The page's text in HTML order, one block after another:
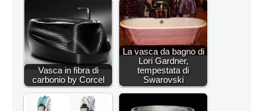
Vasca in fibra di
carbonio by Corcel
La vasca da bagno di
Lori Gardner,
tempestata di
Swarovski